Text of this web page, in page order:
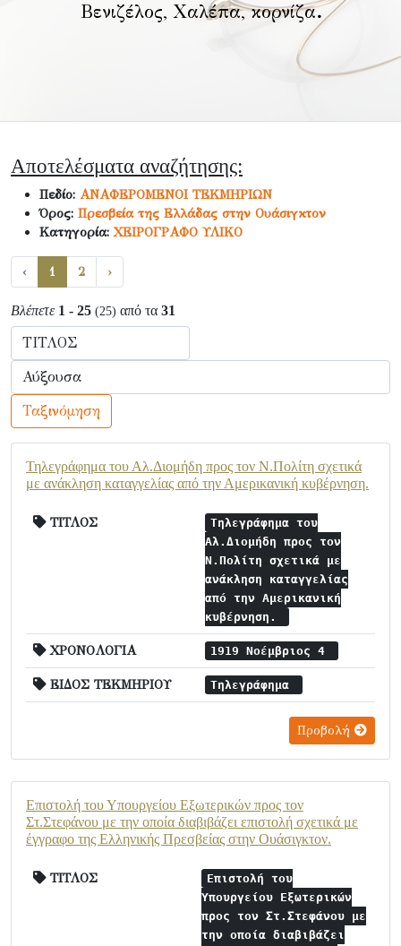
Βενιζέλος, Χαλέπα, κορνίζα.
Αποτελέσματα αναζήτησης:
Πεδίο: ΑΝΑΦΕΡΟΜΕΝΟΙ ΤΕΚΜΗΡΙΩΝ
Όρος: Πρεσβεία της Ελλάδας στην Ουάσιγκτον
Κατηγορία:ΧΕΙΡΟΓΡΑΦΟ ΥΛΙΚΟ
‹ 1 2 ›
Βλέπετε 1 - 25 (25) από τα 31
Ταξινόμηση
Τηλεγράφημα του Αλ.Διομήδη προς τον Ν.Πολίτη σχετικά
με ανάκληση καταγγελίας από την Αμερικανική κυβέρνηση.
ΤΙΤΛΟΣ
Τηλεγράφημα του
Αλ.Διομήδη προς τον
Ν.Πολίτη σχετικά με
ανάκληση καταγγελίας
από την Αμερικανική
κυβέρνηση.
ΧΡΟΝΟΛΟΓΙΑ 1919 Νοέμβριος 4
ΕΙΔΟΣ ΤΕΚΜΗΡΙΟΥ Τηλεγράφημα
Προβολή
Επιστολή του Υπουργείου Εξωτερικών προς τον
Στ.Στεφάνου με την οποία διαβιβάζει επιστολή σχετικά με
έγγραφο της Ελληνικής Πρεσβείας στην Ουάσιγκτον.
ΤΙΤΛΟΣ
Επιστολή του
Υπουργείου Εξωτερικών
προς τον Στ.Στεφάνου με
την οποία διαβιβάζει